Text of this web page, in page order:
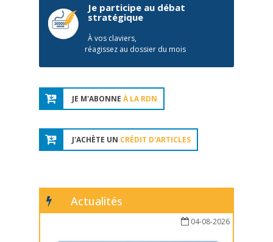
Je participe au débat
stratégique
À vos claviers,
réagissez au dossier du mois
JE M'ABONNE À LA RDN
J'ACHÈTE UN CRÉDIT D'ARTICLES
Actualités
04-08-2026